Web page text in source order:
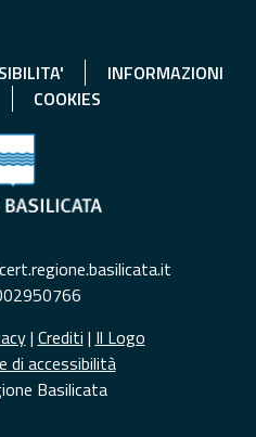
INFORMAZIONI
COOKIES
| Crediti | Il Logo
di accessibilità
Basilicata